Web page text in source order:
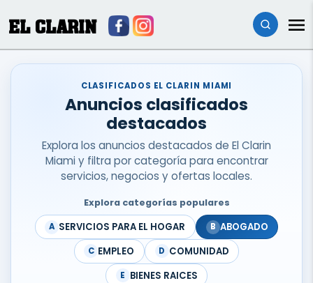
EL CLARIN
CLASIFICADOS EL CLARIN MIAMI
Anuncios clasificados
destacados
Explora los anuncios destacados de El Clarin
Miami y filtra por categoría para encontrar
servicios, negocios y ofertas locales.
Explora categorías populares
A SERVICIOS PARA EL HOGAR B ABOGADO
C EMPLEO D COMUNIDAD
E BIENES RAICES